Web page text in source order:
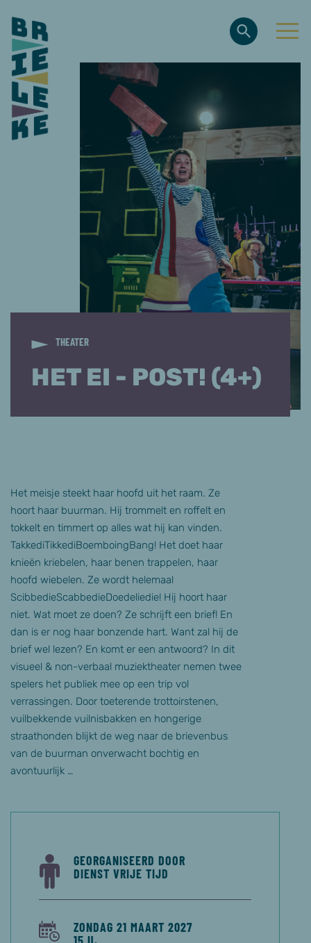
THEATER
HET EI - POST! (4+)
Het meisje steekt haar hoofd uit het raam. Ze
hoort haar buurman. Hij trommelt en roffelt en
tokkelt en timmert op alles wat hij kan vinden.
TakkediTikkediBoemboingBang! Het doet haar
knieën kriebelen, haar benen trappelen, haar
hoofd wiebelen. Ze wordt helemaal
ScibbedieScabbedieDoedeliedie! Hij hoort haar
niet. Wat moet ze doen? Ze schrijft een brief! En
dan is er nog haar bonzende hart. Want zal hij de
brief wel lezen? En komt er een antwoord? In dit
visueel & non-verbaal muziektheater nemen twee
spelers het publiek mee op een trip vol
verrassingen. Door toeterende trottoirstenen,
vuilbekkende vuilnisbakken en hongerige
straathonden blijkt de weg naar de brievenbus
van de buurman onverwacht bochtig en
avontuurlijk …
GEORGANISEERD DOOR
DIENST VRIJE TIJD
ZONDAG 21 MAART 2027
15 U.